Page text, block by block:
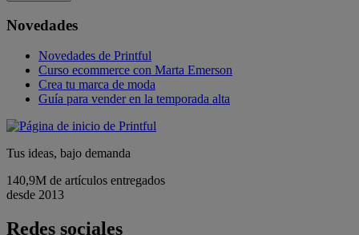
Novedades
Novedades de Printful
Curso ecommerce con Marta Emerson
Crea tu marca de moda
Guía para vender en la temporada alta
Tus ideas, bajo demanda
140,9M de artículos entregados
desde 2013
Redes sociales